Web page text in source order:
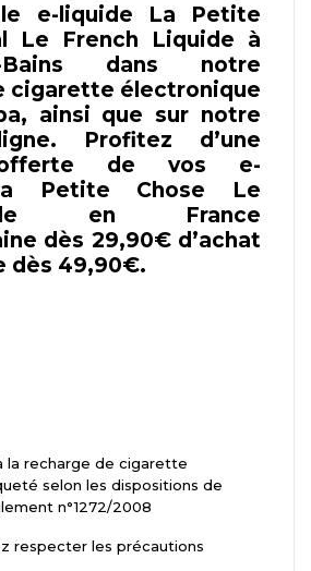
le e-liquide La Petite
Le French Liquide à
Bains dans notre
cigarette électronique
ainsi que sur notre
Profitez d’une
offerte de vos e-
Petite Chose Le
en France
dès 29,90€ d’achat
dès 49,90€.
la recharge de cigarette
selon les dispositions de
n°1272/2008
respecter les précautions